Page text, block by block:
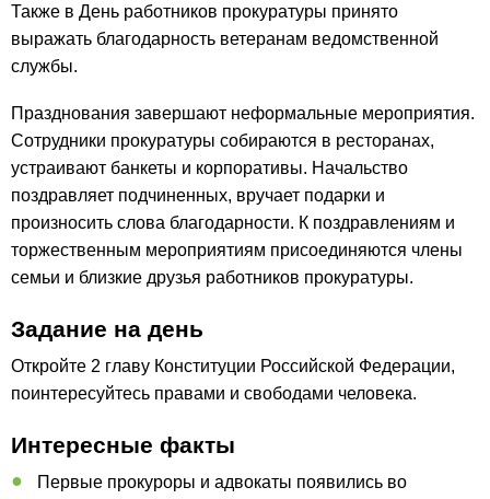
Также в День работников прокуратуры принято
выражать благодарность ветеранам ведомственной
службы.
Празднования завершают неформальные мероприятия.
Сотрудники прокуратуры собираются в ресторанах,
устраивают банкеты и корпоративы. Начальство
поздравляет подчиненных, вручает подарки и
произносить слова благодарности. К поздравлениям и
торжественным мероприятиям присоединяются члены
семьи и близкие друзья работников прокуратуры.
Задание на день
Откройте 2 главу Конституции Российской Федерации,
поинтересуйтесь правами и свободами человека.
Интересные факты
Первые прокуроры и адвокаты появились во